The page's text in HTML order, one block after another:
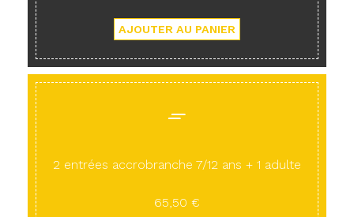
2 entrées accrobranche 7/12 ans + 1 adulte
65,50 €